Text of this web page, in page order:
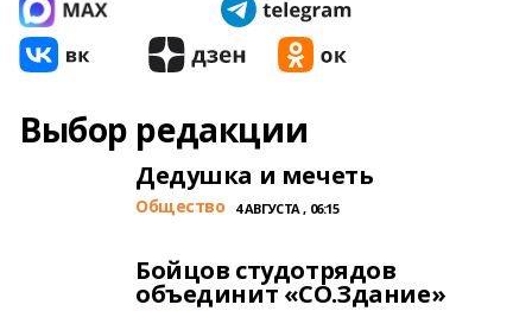
Выбор редакции
Дедушка и мечеть
Общество 4 АВГУСТА , 06:15
Бойцов студотрядов
объединит «СО.Здание»